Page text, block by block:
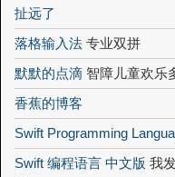
扯远了
落格输入法 专业双拼
默默的点滴 智障儿童欢乐
香蕉的博客
Swift Programming
Swift 编程语言 中文版 我